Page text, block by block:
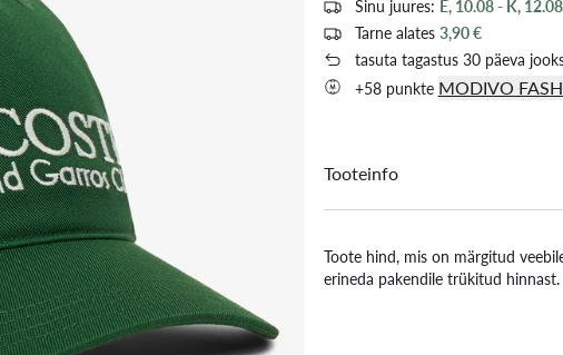
Sinu juures: E, 10.08 - K, 12.08
Tarne alates 3,90 €
tasuta tagastus 30 päeva
+58 punkte MODIVO
Tooteinfo
Toote hind, mis on märgitud
erineda pakendile trükitud hinnast.